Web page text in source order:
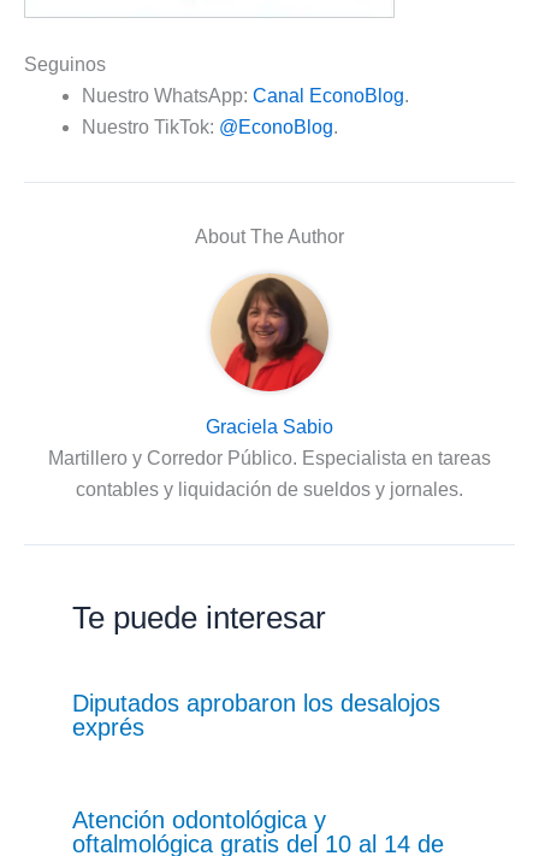
Seguinos
Nuestro WhatsApp: Canal EconoBlog.
Nuestro TikTok: @EconoBlog.
About The Author
Graciela Sabio
Martillero y Corredor Público. Especialista en tareas
contables y liquidación de sueldos y jornales.
Te puede interesar
Diputados aprobaron los desalojos
exprés
Atención odontológica y
oftalmológica gratis del 10 al 14 de